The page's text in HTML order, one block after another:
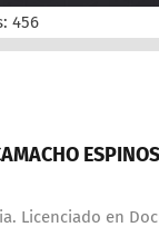
456
Licenciado en